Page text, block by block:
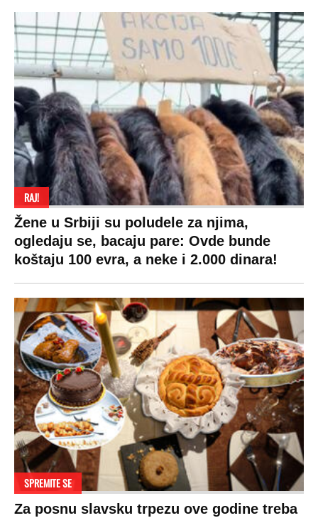
RAJ!
Žene u Srbiji su poludele za njima,
ogledaju se, bacaju pare: Ovde bunde
koštaju 100 evra, a neke i 2.000 dinara!
SPREMITE SE
Za posnu slavsku trpezu ove godine treba